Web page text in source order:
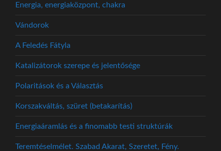
Energia, energiaközpont, chakra
Vándorok
A Feledés Fátyla
Katalizátorok szerepe és jelentősége
Polaritások és a Választás
Korszakváltás, szüret (betakarítás)
Energiaáramlás és a finomabb testi struktúrák
Teremtéselmélet. Szabad Akarat, Szeretet, Fény.